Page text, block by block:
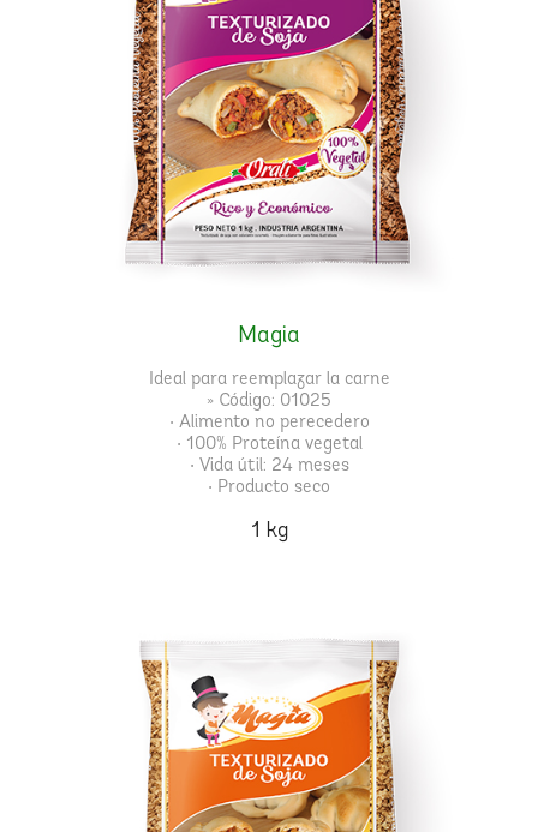
Magia
Ideal para reemplazar la carne
» Código: 01025
• Alimento no perecedero
• 100% Proteína vegetal
• Vida útil: 24 meses
• Producto seco
1 kg